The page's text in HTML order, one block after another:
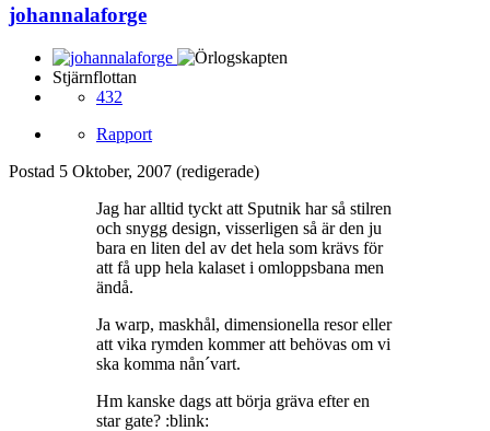
johannalaforge
Stjärnflottan
432
Rapport
Postad 5 Oktober, 2007 (redigerade)
Jag har alltid tyckt att Sputnik har så stilren
och snygg design, visserligen så är den ju
bara en liten del av det hela som krävs för
att få upp hela kalaset i omloppsbana men
ändå.
Ja warp, maskhål, dimensionella resor eller
att vika rymden kommer att behövas om vi
ska komma nån´vart.
Hm kanske dags att börja gräva efter en
star gate? :blink: